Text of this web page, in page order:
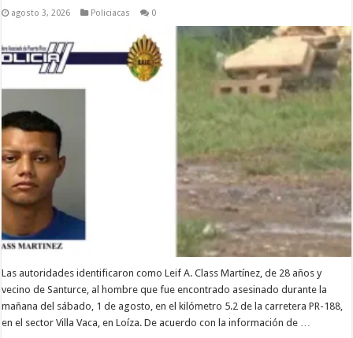
agosto 3, 2026 Policiacas 0
Las autoridades identificaron como Leif A. Class Martínez, de 28 años y
vecino de Santurce, al hombre que fue encontrado asesinado durante la
mañana del sábado, 1 de agosto, en el kilómetro 5.2 de la carretera PR-188,
en el sector Villa Vaca, en Loíza. De acuerdo con la información de …